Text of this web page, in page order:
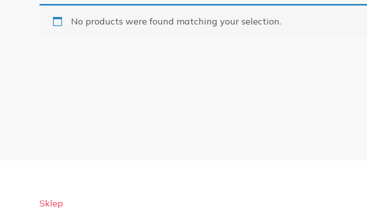
No products were found matching your selection.
Sklep